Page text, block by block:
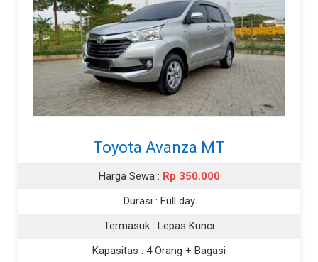
Toyota Avanza MT
Harga Sewa : Rp 350.000
Durasi : Full day
Termasuk : Lepas Kunci
Kapasitas : 4 Orang + Bagasi